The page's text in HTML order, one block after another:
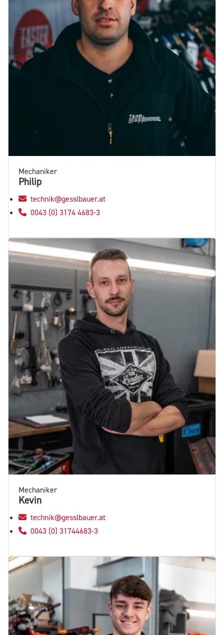
Mechaniker
Philip
technik@gesslbauer.at
0043 (0) 3174 4683-3
Mechaniker
Kevin
technik@gesslbauer.at
0043 (0) 31744683-3